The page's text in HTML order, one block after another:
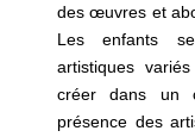
des œuvres et
Les enfants
artistiques
créer dans un
présence des